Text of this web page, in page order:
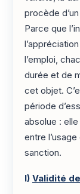
procède
Parce que
l’emploi,
durée et de
cet objet.
période
absolue :
entre
sanction.
I) Validité